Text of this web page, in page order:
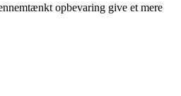
opbevaring give et mere